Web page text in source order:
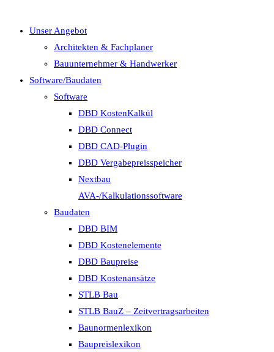
Unser Angebot
Architekten & Fachplaner
Bauunternehmer & Handwerker
Software/Baudaten
Software
DBD KostenKalkül
DBD Connect
DBD CAD-Plugin
DBD Vergabepreisspeicher
Nextbau
AVA-/Kalkulationssoftware
Baudaten
DBD BIM
DBD Kostenelemente
DBD Baupreise
DBD Kostenansätze
STLB Bau
STLB BauZ – Zeitvertragsarbeiten
Baunormenlexikon
Baupreislexikon